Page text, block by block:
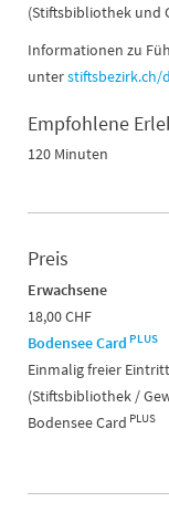
(Stiftsbibliothek und
Informationen zu
unterstiftsbezirk.ch/
Empfohlene
120 Minuten
Preis
Erwachsene
18,00 CHF
Bodensee Card PLUS
Einmalig freier
(Stiftsbibliothek /
Bodensee Card PLUS